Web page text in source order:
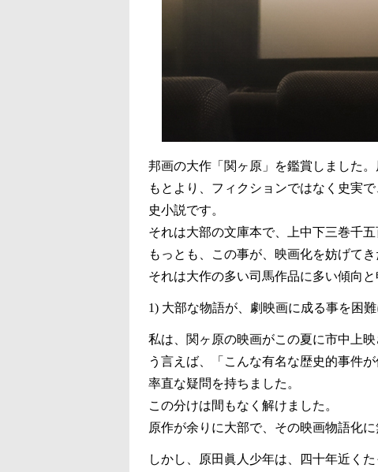
邦画の大作「関ヶ原」を鑑賞しました
もとより、フィクションではなく史実
史小説です。
それは大部の文庫本で、上中下三巻千五
もっとも、この事が、映画化を妨げてき
それは大作の多い司馬作品に多い傾向と
1) 大部な物語が、劇映画に成る事を困
私は、関ヶ原の映画がこの夏に市中上
う言えば、「こんな有名な歴史的事件
率直な疑問を持ちました。
この分けは間もなく解けました。
原作が余りに大部で、その映画物語化
しかし、原田眞人少年は、四十年近く